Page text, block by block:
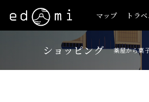
マップ トラ
ショッピング 薬屋から菓